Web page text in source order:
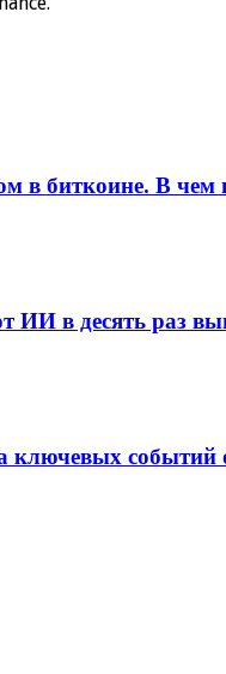
в биткоине. В чем
ИИ в десять раз
ключевых событий